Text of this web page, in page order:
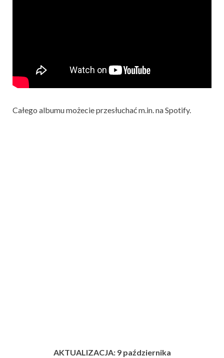
Całego albumu możecie przesłuchać m.in. na Spotify.
AKTUALIZACJA: 9 października